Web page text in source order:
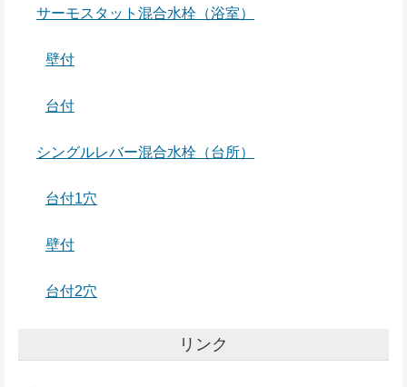
サーモスタット混合水栓（浴室）
壁付
台付
シングルレバー混合水栓（台所）
台付1穴
壁付
台付2穴
リンク